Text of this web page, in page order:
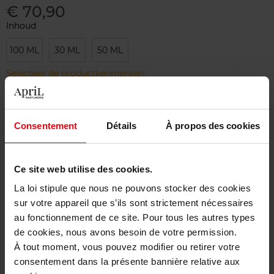
Consentement Détails À propos des cookies
Ce site web utilise des cookies.
La loi stipule que nous ne pouvons stocker des cookies
sur votre appareil que s’ils sont strictement nécessaires
au fonctionnement de ce site. Pour tous les autres types
de cookies, nous avons besoin de votre permission.
À tout moment, vous pouvez modifier ou retirer votre
consentement dans la présente bannière relative aux
€ 70,90
Inhoud
100 ML 30 ML 50 ML
Selecteer de productkenmerken.
Bestel nu!
Gratis levering bij aankoop van min. 55€
Gratis retour in je winkelpunt
Gratis verpakking
Beschrijving